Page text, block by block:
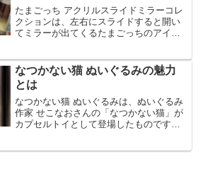
たまごっち アクリルスライドミラーコレ
クションは、左右にスライドすると開い
てミラーが出てくるたまごっちのアイテ
りデザインに可愛いたまごっちたちが描
かれており、持ち運び...
なつかない猫 ぬいぐるみの魅力
とは
なつかない猫 ぬいぐるみは、ぬいぐるみ
作家 せこなおさんの「なつかない猫」が
カプセルトイとして登場したものです。